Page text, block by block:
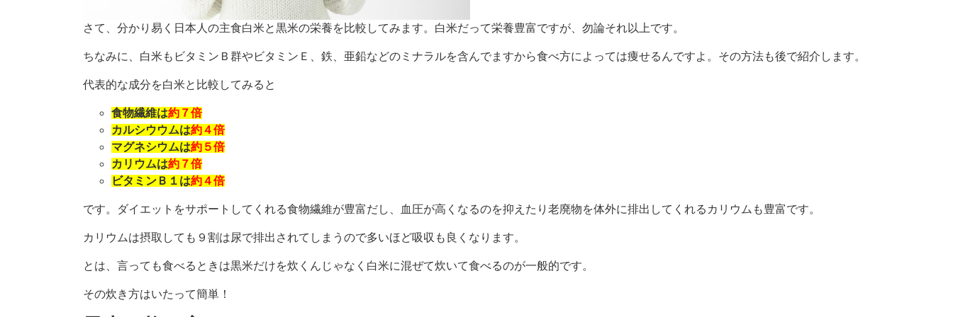
さて、分かり易く日本人の主食白米と黒米の栄養を比較してみます。白米だって栄養豊富ですが、勿論それ以上です。
ちなみに、白米もビタミンＢ群やビタミンＥ、鉄、亜鉛などのミナラルを含んでますから食べ方によっては痩せるんですよ。その方法も後で紹介します。
代表的な成分を白米と比較してみると
食物繊維は約７倍
カルシウウムは約４倍
マグネシウムは約５倍
カリウムは約７倍
ビタミンＢ１は約４倍
です。ダイエットをサポートしてくれる食物繊維が豊富だし、血圧が高くなるのを抑えたり老廃物を体外に排出してくれるカリウムも豊富です。
カリウムは摂取しても９割は尿で排出されてしまうので多いほど吸収も良くなります。
とは、言っても食べるときは黒米だけを炊くんじゃなく白米に混ぜて炊いて食べるのが一般的です。
その炊き方はいたって簡単！